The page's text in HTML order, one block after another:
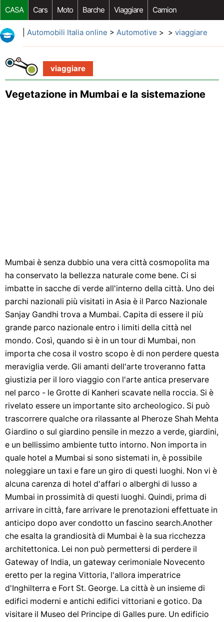
CASA Cars Moto Barche Viaggiare Camion
Riparazione Auto Acquisto Auto Car Opzioni Aftermarket
Automobili Italia online > Automotive > > viaggiare
viaggiare
Vegetazione in Mumbai e la sistemazione
Mumbai è senza dubbio una vera città cosmopolita ma
ha conservato la bellezza naturale come bene. Ci si
imbatte in sacche di verde all'interno della città. Uno dei
parchi nazionali più visitati in Asia è il Parco Nazionale
Sanjay Gandhi trova a Mumbai. Capita di essere il più
grande parco nazionale entro i limiti della città nel
mondo. Così, quando si è in un tour di Mumbai, non
importa che cosa il vostro scopo è di non perdere questa
meraviglia verde. Gli amanti dell'arte troveranno fatta
giustizia per il loro viaggio con l'arte antica preservare
nel parco - le Grotte di Kanheri scavate nella roccia. Si è
rivelato essere un importante sito archeologico. Si può
trascorrere qualche ora rilassante al Pheroze Shah Mehta
Giardino o sul giardino pensile in mezzo a verde, giardini,
e un bellissimo ambiente tutto intorno. Non importa in
quale hotel a Mumbai si sono sistemati in, è possibile
noleggiare un taxi e fare un giro di questi luoghi. Non vi è
alcuna carenza di hotel d'affari o alberghi di lusso a
Mumbai in prossimità di questi luoghi. Quindi, prima di
arrivare in città, fare arrivare le prenotazioni effettuate in
anticipo dopo aver condotto un fascino search.Another
che esalta la grandiosità di Mumbai è la sua ricchezza
architettonica. Lei non può permettersi di perdere il
Gateway of India, un gateway cerimoniale Novecento
eretto per la regina Vittoria, l'allora imperatrice
d'Inghilterra e Fort St. George. La città è un insieme di
edifici moderni e antichi edifici vittoriani e gotico. Da
visitare il Museo del Principe di Galles pure. Un edificio